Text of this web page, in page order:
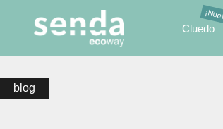
Cluedo
blog